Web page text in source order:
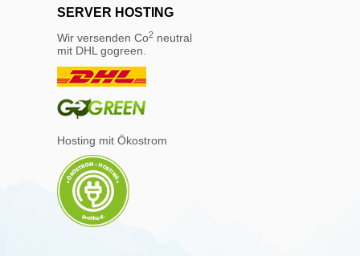
SERVER HOSTING
Wir versenden Co2 neutral
mit DHL gogreen.
Hosting mit Ökostrom